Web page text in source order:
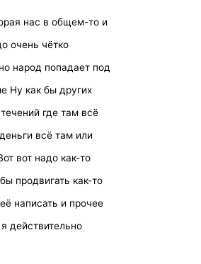
нас в общем-то и
очень чётко
народ попадает под
Ну как бы других
где там всё
всё там или
вот надо как-то
продвигать как-то
написать и прочее
действительно